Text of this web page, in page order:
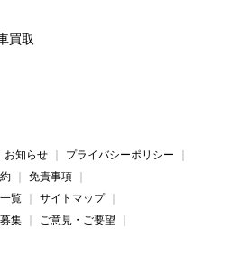
買取
お知らせ
プライバシーポリシー
免責事項
覧
サイトマップ
集
ご意見・ご要望